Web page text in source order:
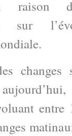
raison
sur
changes
entre